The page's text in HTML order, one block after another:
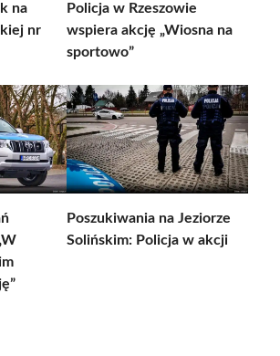
na
nr
Policja w Rzeszowie
wspiera akcję „Wiosna na
sportowo”
Poszukiwania na Jeziorze
Solińskim: Policja w akcji